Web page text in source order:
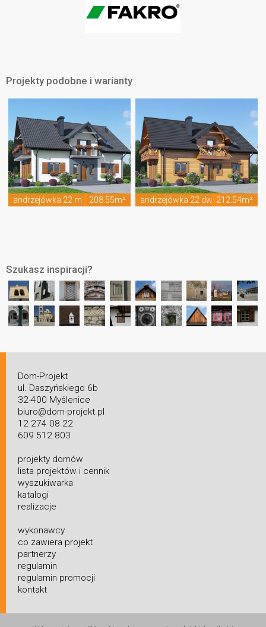
Projekty podobne i warianty
andrzejówka 22 m 208.55m² andrzejówka 22 dws212.54m²
Szukasz inspiracji?
Dom-Projekt
ul. Daszyńskiego 6b
32-400 Myślenice
biuro@dom-projekt.pl
12 274 08 22
609 512 803
projekty domów
lista projektów i cennik
wyszukiwarka
katalogi
realizacje
wykonawcy
co zawiera projekt
partnerzy
regulamin
regulamin promocji
kontakt